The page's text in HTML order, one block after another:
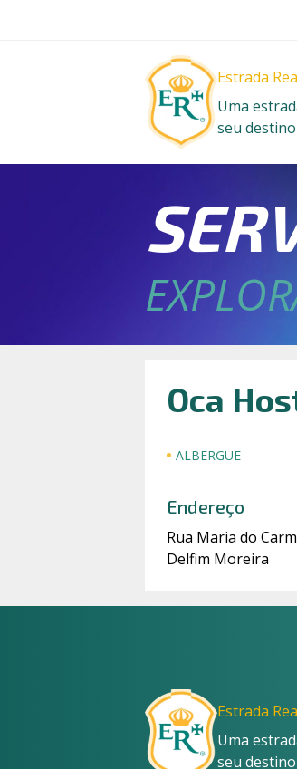
Estrada
Uma
seu destino
Oca
ALBERGUE
Endereço
Rua Maria do
Delfim Moreira
Estrada
Uma
seu destino